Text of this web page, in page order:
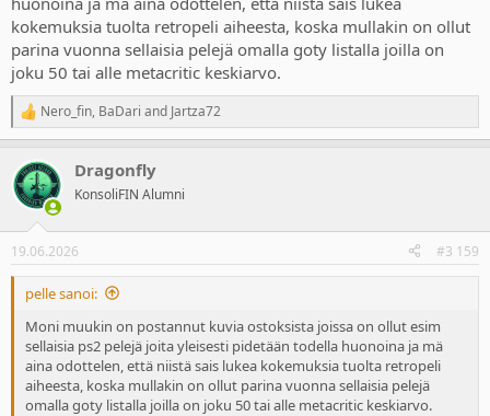
kokemuksia tuolta retropeli aiheesta, koska mullakin on ollut
parina vuonna sellaisia pelejä omalla goty listalla joilla on
joku 50 tai alle metacritic keskiarvo.
R
e
c
t
i
s
:
Nero_fin, BaDari and Jartza72
Dragonfly
KonsoliFIN Alumni
19.06.2026 #3 159
pelle sanoi:
Moni muukin on postannut kuvia ostoksista joissa on ollut esim
sellaisia ps2 pelejä joita yleisesti pidetään todella huonoina ja mä
aina odottelen, että niistä sais lukea kokemuksia tuolta retropeli
aiheesta, koska mullakin on ollut parina vuonna sellaisia pelejä
omalla goty listalla joilla on joku 50 tai alle metacritic keskiarvo.